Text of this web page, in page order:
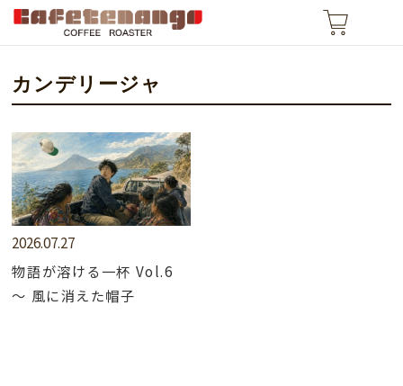
カンデリージャ
2026.07.27
物語が溶ける一杯 Vol.6
～ 風に消えた帽子